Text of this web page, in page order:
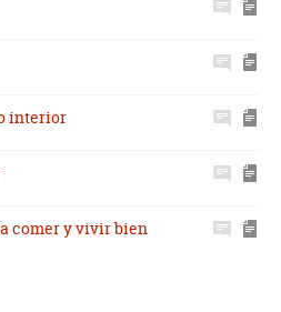
interior
comer y vivir bien